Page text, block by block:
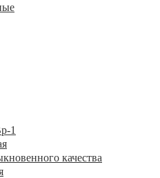
1
качества